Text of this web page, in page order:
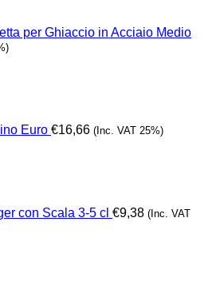
per Ghiaccio in Acciaio Medio
Euro €16,66 (Inc. VAT 25%)
con Scala 3-5 cl €9,38 (Inc. VAT